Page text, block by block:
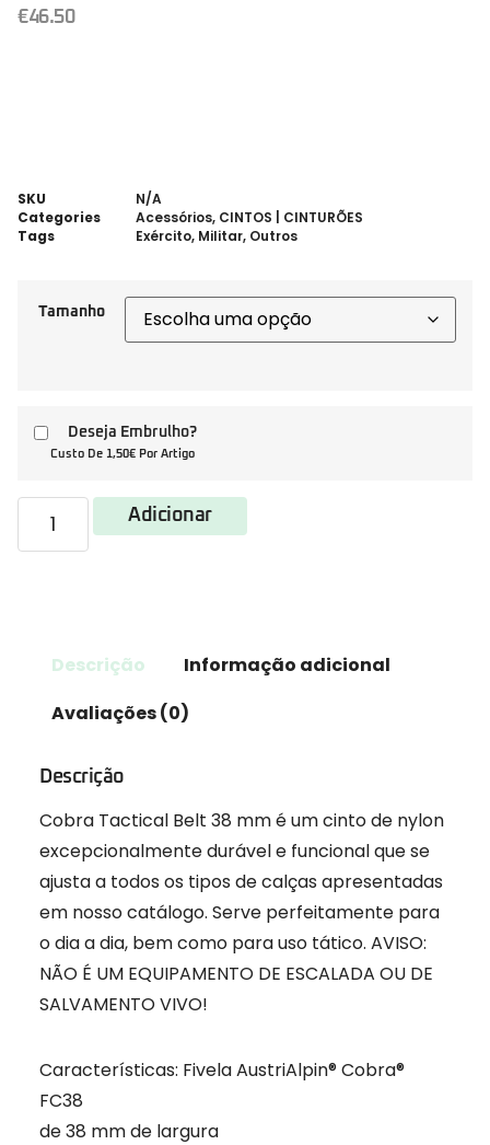
€46.50
SKU
N/A
Categories
Acessórios, CINTOS | CINTURÕES
Tags
Exército, Militar, Outros
Tamanho
Deseja Embrulho?
Custo De 1,50€ Por Artigo
Adicionar
Descrição
Informação adicional
Avaliações (0)
Descrição
Cobra Tactical Belt 38 mm é um cinto de nylon
excepcionalmente durável e funcional que se
ajusta a todos os tipos de calças apresentadas
em nosso catálogo. Serve perfeitamente para
o dia a dia, bem como para uso tático. AVISO:
NÃO É UM EQUIPAMENTO DE ESCALADA OU DE
SALVAMENTO VIVO!
Características: Fivela AustriAlpin® Cobra®
FC38
de 38 mm de largura